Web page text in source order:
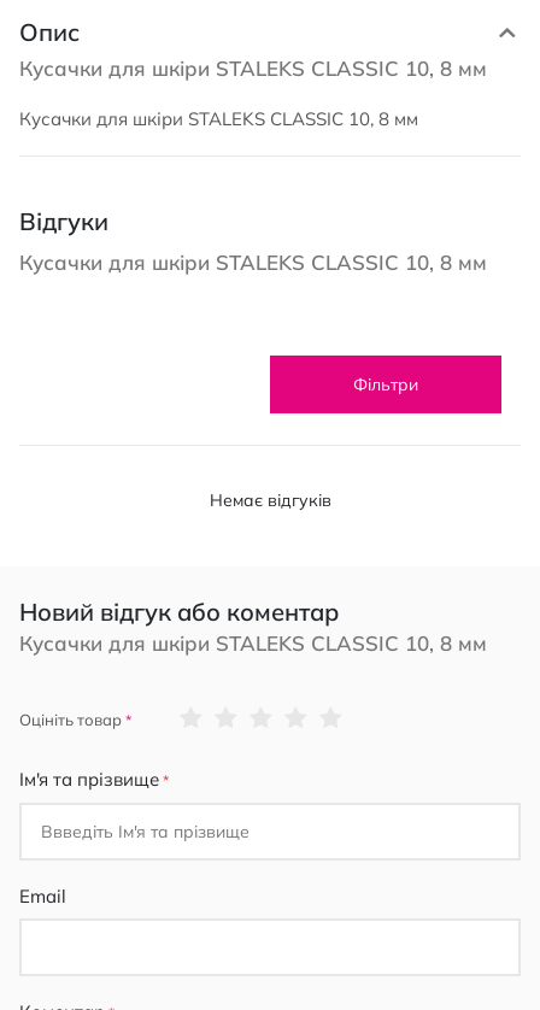
Опис
Кусачки для шкіри STALEKS CLASSIC 10, 8 мм
Кусачки для шкіри STALEKS CLASSIC 10, 8 мм
Відгуки
Кусачки для шкіри STALEKS CLASSIC 10, 8 мм
Фільтри
Немає відгуків
Новий відгук або коментар
Кусачки для шкіри STALEKS CLASSIC 10, 8 мм
Оцініть товар
Ім'я та прізвище
Email